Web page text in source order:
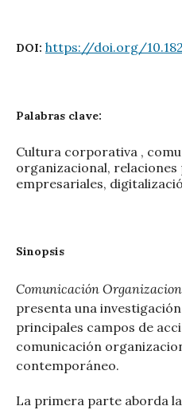
DOI: https://doi.org/
Palabras clave:
Cultura corporativa ,
organizacional, relaciones
empresariales,
Sinopsis
Comunicación
presenta una
principales campos de
comunicación
contemporáneo.
La primera parte aborda